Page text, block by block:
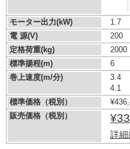
モーター出力(kW)
1.7
電 源(V)
200
定格荷重(kg)
2000
標準揚程(m)
6
巻上速度(m/分)
3.4
4.1
標準価格（税別）
販売価格（税別）
詳